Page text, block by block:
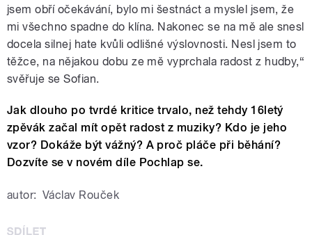
jsem obří očekávání, bylo mi šestnáct a myslel jsem, že
mi všechno spadne do klína. Nakonec se na mě ale snesl
docela silnej hate kvůli odlišné výslovnosti. Nesl jsem to
těžce, na nějakou dobu ze mě vyprchala radost z hudby,“
svěřuje se Sofian.
Jak dlouho po tvrdé kritice trvalo, než tehdy 16letý
zpěvák začal mít opět radost z muziky? Kdo je jeho
vzor? Dokáže být vážný? A proč pláče při běhání?
Dozvíte se v novém díle Pochlap se.
autor: Václav Rouček